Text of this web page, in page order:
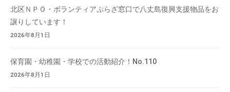
北区ＮＰＯ・ボランティアぷらざ窓口で八丈島復興支援物品をお
譲りしています！
2026年8月1日
保育園・幼稚園・学校での活動紹介！No.110
2026年8月1日